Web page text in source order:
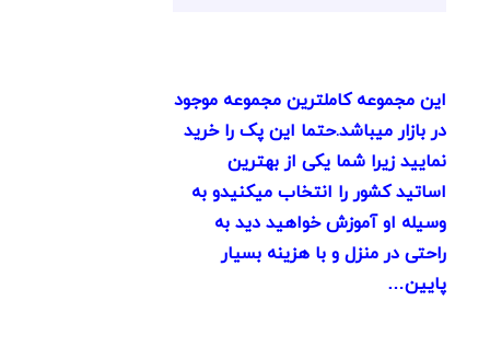
این مجموعه کاملترین مجموعه موجود
در بازار میباشد.حتما این پک را خرید
نمایید زیرا شما یکی از بهترین
اساتید کشور را انتخاب میکنیدو به
وسیله او آموزش خواهید دید به
راحتی در منزل و با هزینه بسیار
پایین…